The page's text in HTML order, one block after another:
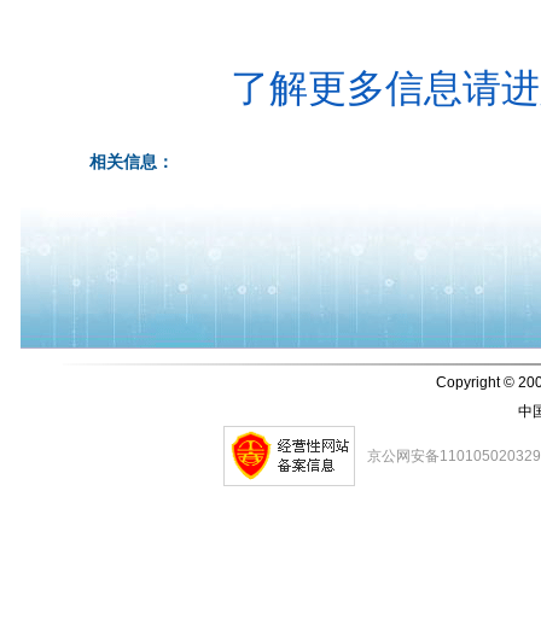
了解更多信息请
相关信息：
Copyright ©
中
京公网安备